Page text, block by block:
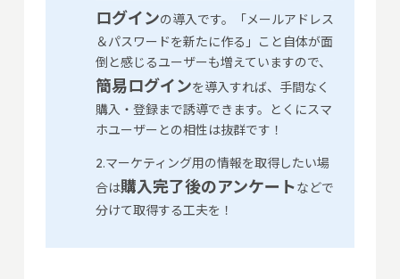
ログインの導入です。「メールアドレス
＆パスワードを新たに作る」こと自体が面
倒と感じるユーザーも増えていますので、
簡易ログインを導入すれば、手間なく
購入・登録まで誘導できます。とくにスマ
ホユーザーとの相性は抜群です！
2.マーケティング用の情報を取得したい場
合は購入完了後のアンケートなどで
分けて取得する工夫を！